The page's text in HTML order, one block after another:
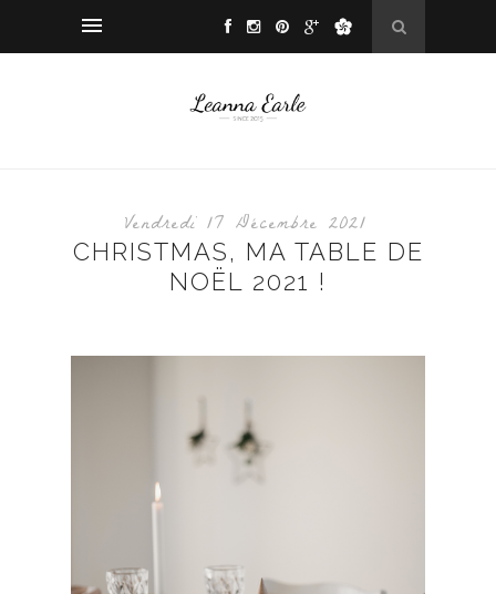
Vendredi 17 Décembre 2021
CHRISTMAS, MA TABLE DE
NOËL 2021 !